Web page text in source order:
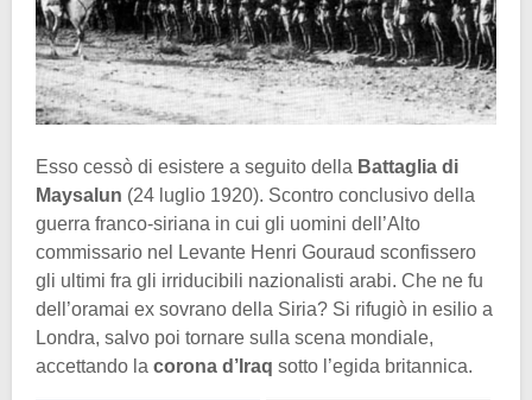
Esso cessò di esistere a seguito della Battaglia di
Maysalun (24 luglio 1920). Scontro conclusivo della
guerra franco-siriana in cui gli uomini dell’Alto
commissario nel Levante Henri Gouraud sconfissero
gli ultimi fra gli irriducibili nazionalisti arabi. Che ne fu
dell’oramai ex sovrano della Siria? Si rifugiò in esilio a
Londra, salvo poi tornare sulla scena mondiale,
accettando la corona d’Iraq sotto l’egida britannica.